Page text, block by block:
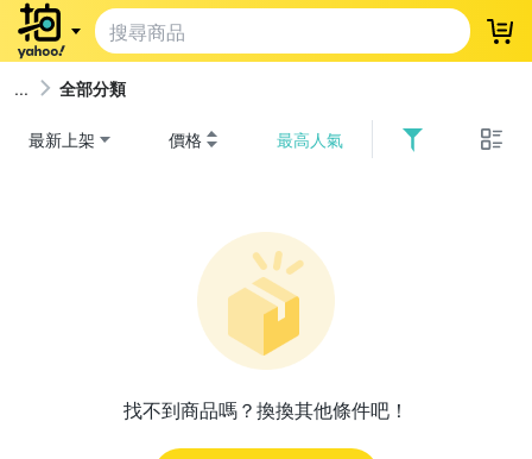
登
全部分類
最新上架 價格 最高人氣
找不到商品嗎？換換其他條件吧！